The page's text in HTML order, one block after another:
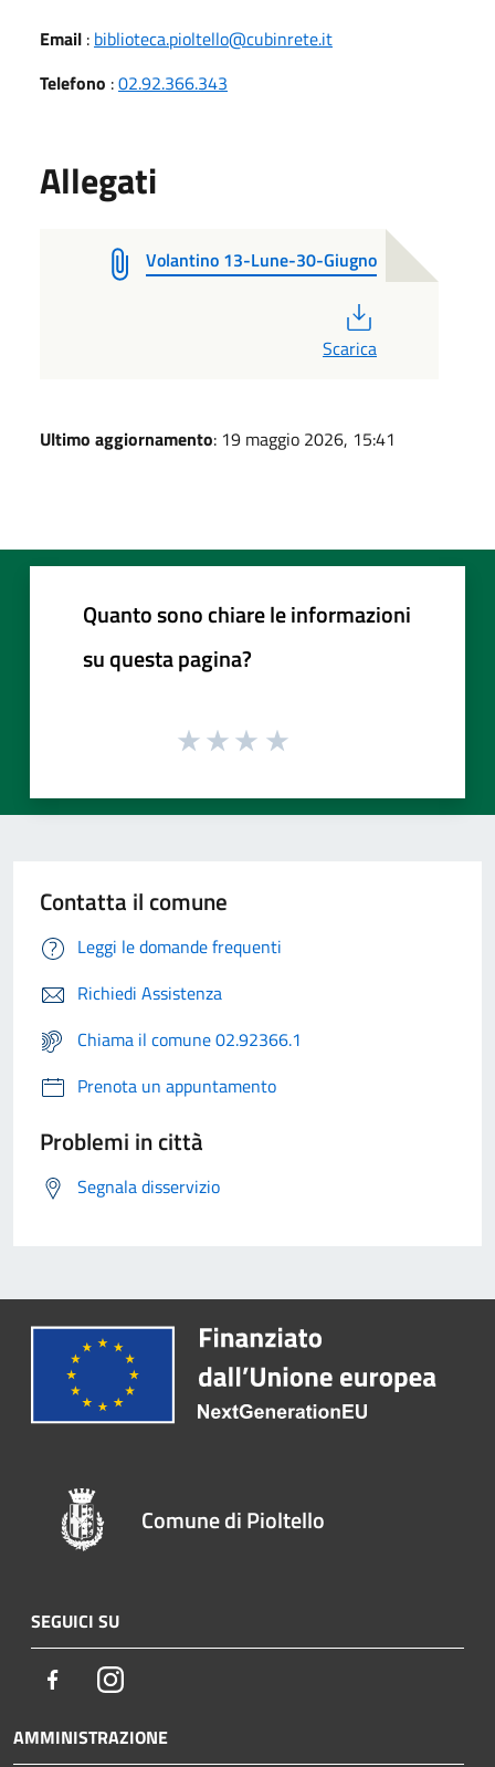
Email : biblioteca.pioltello@cubinrete.it
Telefono :02.92.366.343
Allegati
Volantino 13-Lune-30-Giugno
Scarica
Ultimo aggiornamento: 19 maggio 2026, 15:41
Quanto sono chiare le informazioni
su questa pagina?
Contatta il comune
Leggi le domande frequenti
Richiedi Assistenza
Chiama il comune 02.92366.1
Prenota un appuntamento
Problemi in città
Segnala disservizio
Comune di Pioltello
SEGUICI SU
FacebookInstagram
AMMINISTRAZIONE